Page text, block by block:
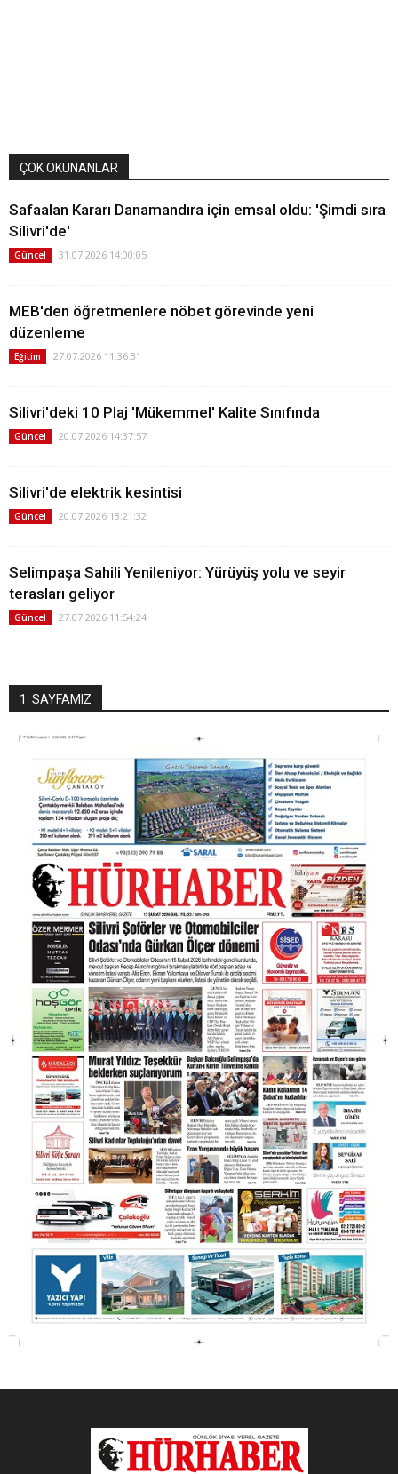
ÇOK OKUNANLAR
Safaalan Kararı Danamandıra için emsal oldu: 'Şimdi sıra
Silivri'de'
Güncel 31.07.2026 14:00:05
MEB'den öğretmenlere nöbet görevinde yeni
düzenleme
Eğitim 27.07.2026 11:36:31
Silivri'deki 10 Plaj 'Mükemmel' Kalite Sınıfında
Güncel 20.07.2026 14:37:57
Silivri'de elektrik kesintisi
Güncel 20.07.2026 13:21:32
Selimpaşa Sahili Yenileniyor: Yürüyüş yolu ve seyir
terasları geliyor
Güncel 27.07.2026 11:54:24
1. SAYFAMIZ